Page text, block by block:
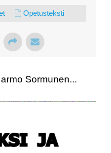
Opetusteksti
Sormunen...